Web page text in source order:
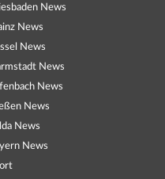
News
News
News
News
News
News
News
News